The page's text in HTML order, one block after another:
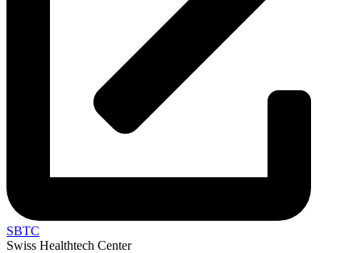
SBTC
Swiss Healthtech Center